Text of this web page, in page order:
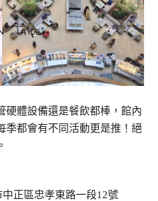
硬體設備還是餐飲都棒，館內
季都會有不同活動更是推！絕
正區忠孝東路一段12號